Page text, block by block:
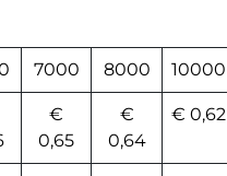
7000 8000 10000
€
0,65
€
0,64
€ 0,62